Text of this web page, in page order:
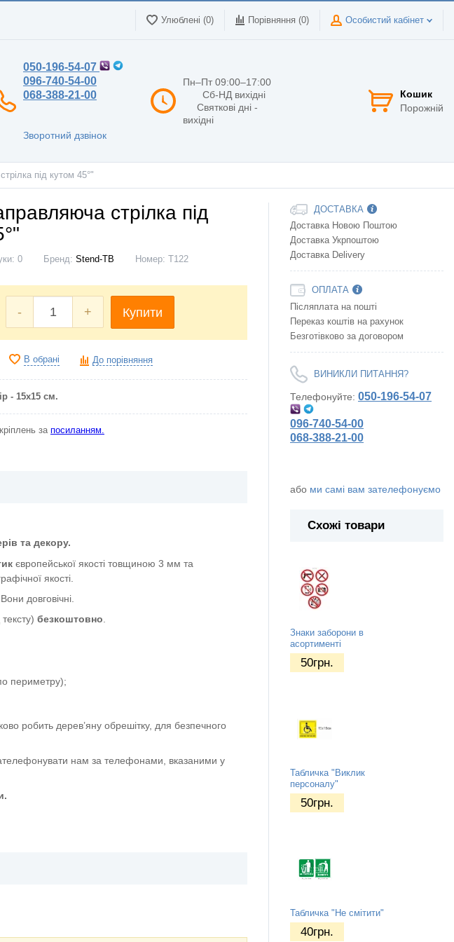
Улюблені (0) Порівняння (0) Особистий кабінет
050-196-54-07
096-740-54-00
068-388-21-00
Зворотний дзвінок
Пн–Пт 09:00–17:00
Сб-НД вихідні
Святкові дні -
вихідні
Кошик
Порожній
під кутом 45°"
стрілка під
0 Бренд: Stend-TB Номер: Т122
- + Купити
В обрані До порівняння
- 15х15 см.
за посиланням.
та декору.
європейської якості товщиною 3 мм та
якості.
довговічні.
безкоштовно.
периметру);
робить дерев’яну обрешітку, для безпечного
нам за телефонами, вказаними у
ДОСТАВКА
Доставка Новою Поштою
Доставка Укрпоштою
Доставка Delivery
ОПЛАТА
Післяплата на пошті
Переказ коштів на рахунок
Безготівково за договором
ВИНИКЛИ ПИТАННЯ?
Телефонуйте: 050-196-54-07
096-740-54-00
068-388-21-00
або ми самі вам зателефонуємо
Схожі товари
Знаки заборони в
асортименті
50грн.
Табличка "Виклик
персоналу"
50грн.
Табличка "Не смітити"
40грн.